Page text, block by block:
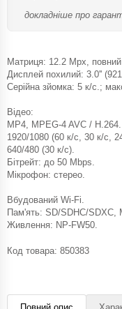
докладніше про
Матриця: 12.2 Mpx,
Дисплей похилий: 3.0''
Серійна зйомка: 5 к/с.;
Відео:
MP4, MPEG-4 AVC / H.264.
1920/1080 (60 к/с, 30 к/с,
640/480 (30 к/с).
Бітрейт: до 50 Mbps.
Мікрофон: стерео.
Вбудований Wi-Fi.
Пам'ять: SD/SDHC/SDXC,
Живлення: NP-FW50.
Код товара: 850383